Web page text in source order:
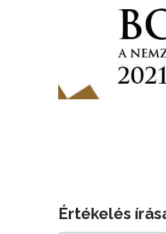
Értékelés